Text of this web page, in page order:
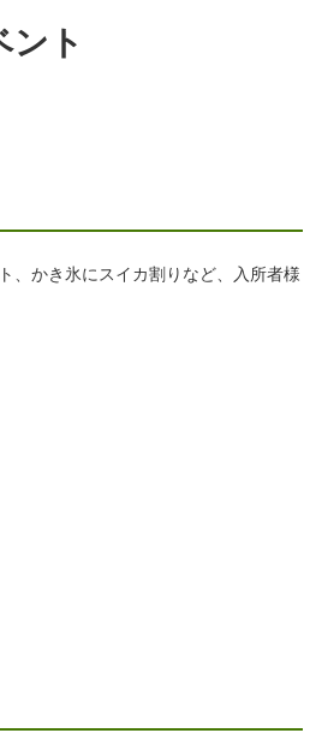
ント
、かき氷にスイカ割りなど、入所者様